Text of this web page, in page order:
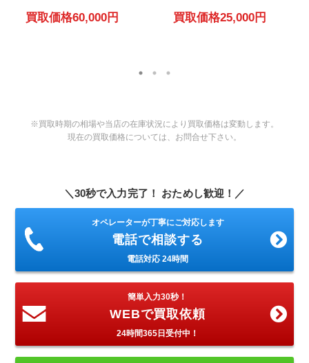
買取価格60,000円 買取価格25,000円
※買取時期の相場や当店の在庫状況により買取価格は変動します。
現在の買取価格については、お問合せ下さい。
＼30秒で入力完了！ おためし歓迎！／
オペレーターが丁寧にご対応します
電話で相談する
電話対応 24時間
簡単入力30秒！
WEBで買取依頼
24時間365日受付中！